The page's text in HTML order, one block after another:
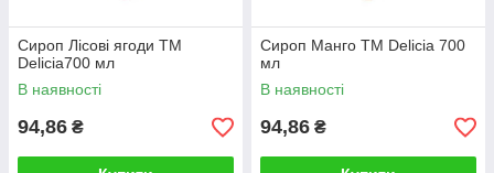
Сироп Лісові ягоди TM
Delicia700 мл
В наявності
94,86 ₴
Сироп Манго TM Delicia 700
мл
В наявності
94,86 ₴